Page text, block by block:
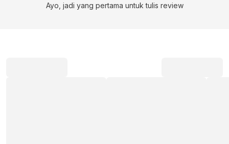
Ayo, jadi yang pertama untuk tulis review